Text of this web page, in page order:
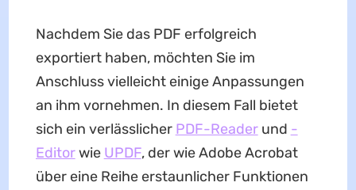
Nachdem Sie das PDF erfolgreich
exportiert haben, möchten Sie im
Anschluss vielleicht einige Anpassungen
an ihm vornehmen. In diesem Fall bietet
sich ein verlässlicher PDF-Readerund -
Editorwie UPDF, der wie Adobe Acrobat
über eine Reihe erstaunlicher Funktionen